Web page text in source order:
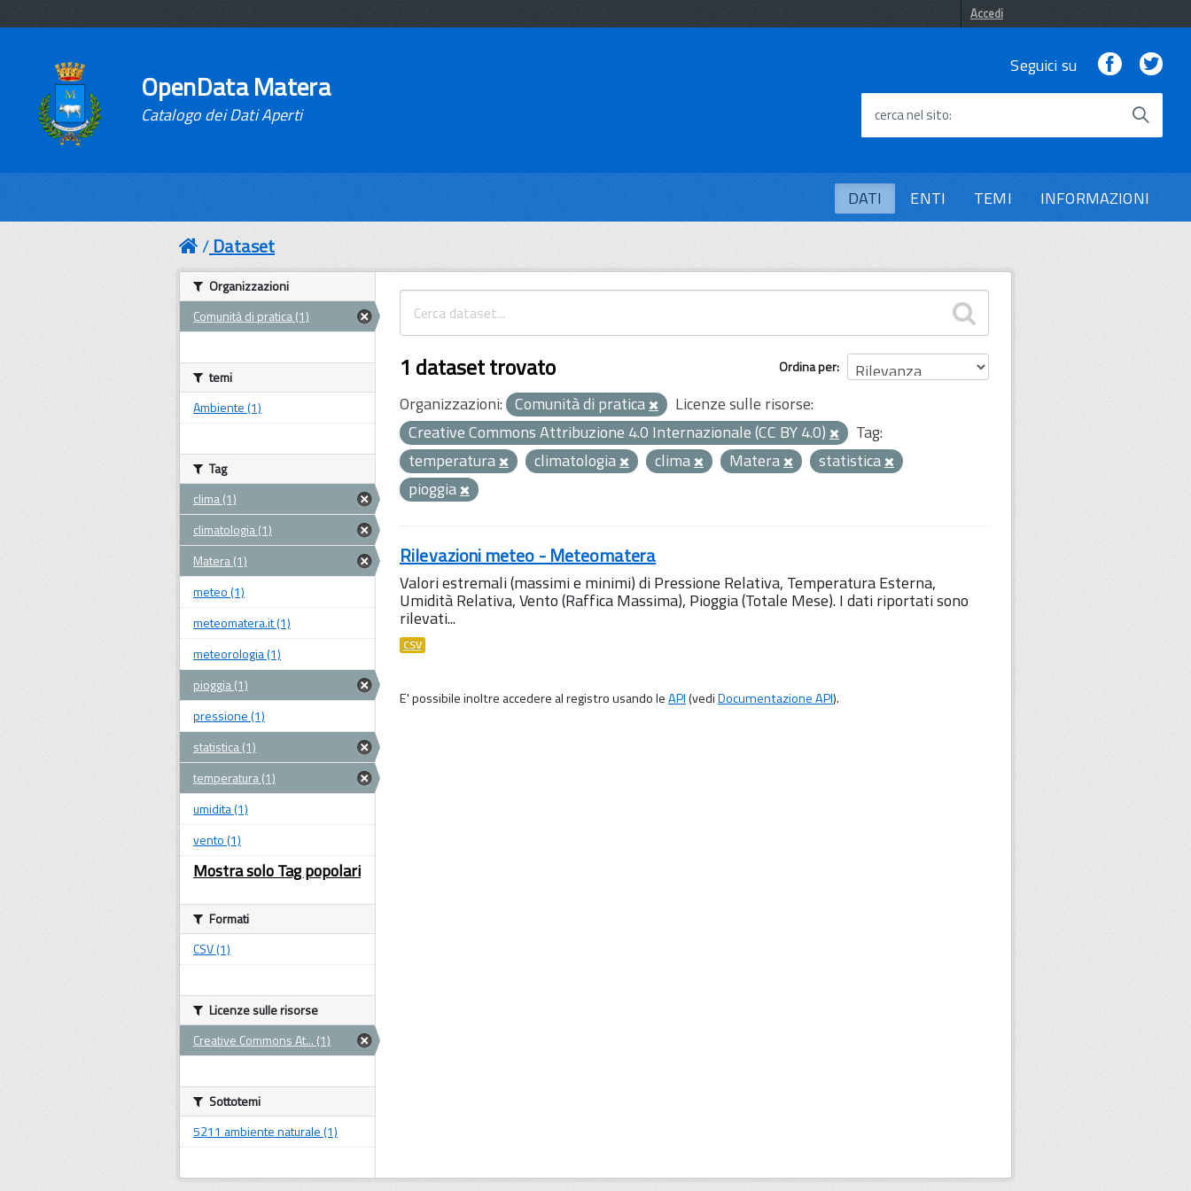
Accedi
OpenData Matera
Catalogo dei Dati Aperti
Seguici su Facebook
cerca nel sito
DATI ENTI TEMI INFORMAZIONI
Dataset
Ordina per
1 dataset trovato
Organizzazioni: Comunità di pratica
Licenze sulle risorse:
Creative Commons Attribuzione 4.0 Internazionale (CC BY 4.0)
Tag:
temperatura
climatologia clima Matera
statistica
pioggia
Rilevazioni meteo - Meteomatera
Valori estremali (massimi e minimi) di Pressione Relativa, Temperatura Esterna,
Umidità Relativa, Vento (Raffica Massima), Pioggia (Totale Mese). I dati riportati sono
rilevati...
CSV
E' possibile inoltre accedere al registro usando leAPI(vediDocumentazione API).
Organizzazioni
Comunità di pratica (1)
temi
Ambiente (1)
Tag
clima (1)
climatologia (1)
Matera (1)
meteo (1)
meteomatera.it (1)
meteorologia (1)
pioggia (1)
pressione (1)
statistica (1)
temperatura (1)
umidita (1)
vento (1)
Mostra solo Tag popolari
Formati
CSV (1)
Licenze sulle risorse
Creative Commons At... (1)
Sottotemi
5211 ambiente naturale (1)